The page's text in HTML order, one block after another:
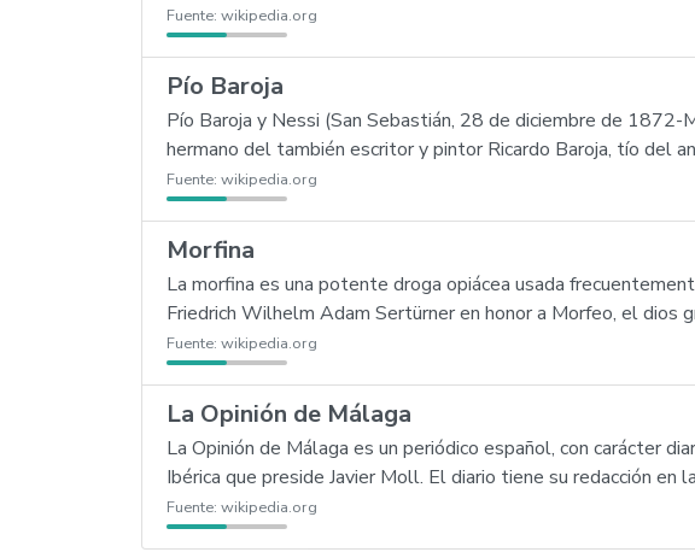
Fuente: wikipedia.org
Pío Baroja
Pío Baroja y Nessi (San Sebastián, 28 de diciembre de
hermano del también escritor y pintor Ricardo Baroja, tío del
Fuente: wikipedia.org
Morfina
La morfina es una potente droga opiácea usada
Friedrich Wilhelm Adam Sertürner en honor a Morfeo, el dios
Fuente: wikipedia.org
La Opinión de Málaga
La Opinión de Málaga es un periódico español, con carácter
Ibérica que preside Javier Moll. El diario tiene su redacción en
Fuente: wikipedia.org